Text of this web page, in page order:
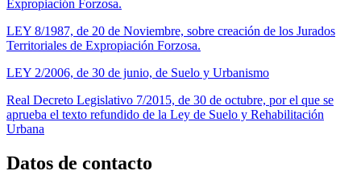
Expropiación Forzosa.
LEY 8/1987, de 20 de Noviembre, sobre creación de los Jurados
Territoriales de Expropiación Forzosa.
LEY 2/2006, de 30 de junio, de Suelo y Urbanismo
Real Decreto Legislativo 7/2015, de 30 de octubre, por el que se
aprueba el texto refundido de la Ley de Suelo y Rehabilitación
Urbana
Datos de contacto